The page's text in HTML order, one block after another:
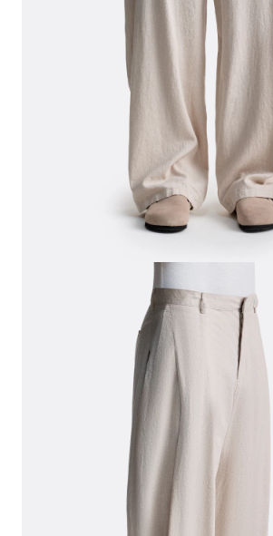
СВИТЕРА И КАРДИГАНЫ